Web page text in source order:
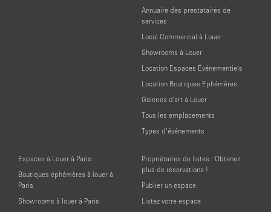
Annuaire des prestataires de
services
Local Commercial à Louer
Showrooms à Louer
Location Espaces Événementiels
Location Boutiques Ephémères
Galeries d'art à Louer
Tous les emplacements
Types d’événements
Espaces à Louer à Paris
Boutiques éphémères à louer à
Paris
Showrooms à louer à Paris
Propriétaires de listes : Obtenez
plus de réservations !
Publier un espace
Listez votre espace